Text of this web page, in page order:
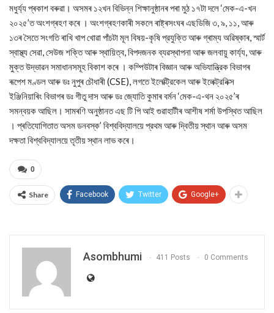
মধুৰ্য্য প্ৰকাশ বৰুৱা। অসমৰ ১২খন বিভিন্ন শিক্ষানুষ্ঠানৰ পৰা মুঠ ১৭টা দলে ‘মেক-এ-খন
২০২৫’ত অংশগ্ৰহণ কৰে । অংশগ্ৰহণকাৰী সকলে ৰাষ্ট্ৰসংঘৰ এছডিজি ৩, ৯, ১১, আৰু
১৩ৰ সৈতে সংগতি ৰাখি খাপ খোৱা পাঁচটা মূল বিষয়-কৃষি প্রযুক্তি আৰু গ্ৰাম্য অৱিষ্কাৰ, স্মার্ট
স্বাস্থ্য সেৱা, সেউজ শক্তি আৰু স্থায়িত্ব, বিপদজনক ব্যৱস্থাপনা আৰু জলবায়ু কাৰ্য্য, আৰু
মুক্ত উদ্ভাৱন সমাধানসমূহ বিকাশ কৰে । কম্পিউটাৰ বিজ্ঞান আৰু অভিযান্ত্রিক বিভাগৰ
ৰূপেশ মণ্ডল আৰু ডঃ নুপুৰ চৌধাৰী (CSE), লগতে ইলেক্ট্রিকেল আৰু ইলেক্ট্রনিক্স
ইঞ্জিনিয়াৰিং বিভাগৰ ডঃ গীতু দাস আৰু ডঃ জ্যোতি কুমাৰ বৰ্মন ‘মেক-এ-থন ২০২৫’ৰ
সমন্বয়ক আছিল। সামৰণি অনুষ্ঠানত এছ টি পি আই গুৱাহাটীৰ আশীষ শৰ্মা উপস্থিত আছিল
। প্ৰতিযোগিতাত অসম ডনবস্ক’ বিশ্ববিদ্যালয়ে প্রথম আৰু দ্বিতীয় স্থান আৰু অসম
দক্ষতা বিশ্ববিদ্যালয়ে তৃতীয় স্থান লাভ কৰে।
0
Share Facebook Twitter Google+
Asombhumi 411 Posts 0 Comments